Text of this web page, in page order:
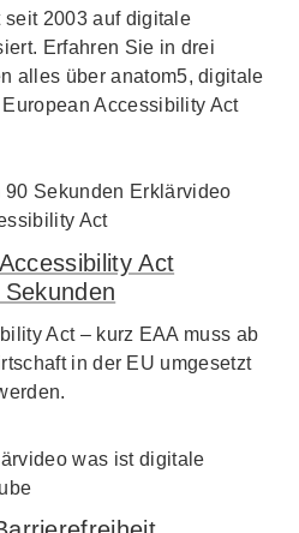
seit 2003 auf digitale
Erfahren Sie in drei
alles über anatom5, digitale
Accessibility Act
Act
Act – kurz EAA muss ab
in der EU umgesetzt